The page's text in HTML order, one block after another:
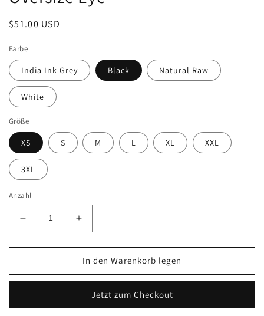
Normaler
$51.00 USD
Farbe
India Ink Grey Black Natural Raw
White
Größe
XS S M L XL XXL
3XL
Anzahl
Verringere
die
Menge
Oversize
Erhöhe
die
Menge
für
Oversize
In den Warenkorb legen
Jetzt zum Checkout